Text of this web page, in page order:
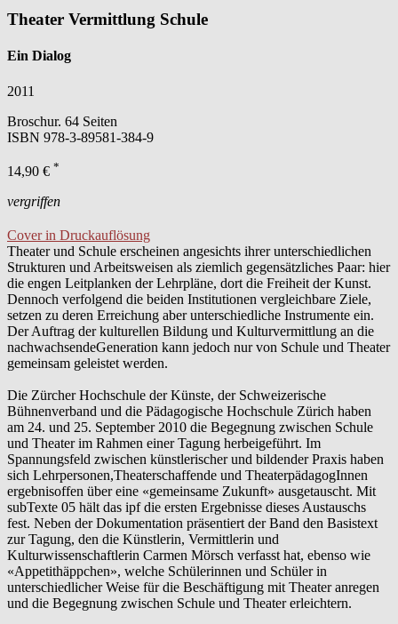
Theater Vermittlung Schule
Ein Dialog
2011
Broschur. 64 Seiten
ISBN 978-3-89581-384-9
14,90 € *
vergriffen
Cover in Druckauflösung
Theater und Schule erscheinen angesichts ihrer unterschiedlichen
Strukturen und Arbeitsweisen als ziemlich gegensätzliches Paar: hier
die engen Leitplanken der Lehrpläne, dort die Freiheit der Kunst.
Dennoch verfolgend die beiden Institutionen vergleichbare Ziele,
setzen zu deren Erreichung aber unterschiedliche Instrumente ein.
Der Auftrag der kulturellen Bildung und Kulturvermittlung an die
nachwachsendeGeneration kann jedoch nur von Schule und Theater
gemeinsam geleistet werden.
Die Zürcher Hochschule der Künste, der Schweizerische
Bühnenverband und die Pädagogische Hochschule Zürich haben
am 24. und 25. September 2010 die Begegnung zwischen Schule
und Theater im Rahmen einer Tagung herbeigeführt. Im
Spannungsfeld zwischen künstlerischer und bildender Praxis haben
sich Lehrpersonen,Theaterschaffende und TheaterpädagogInnen
ergebnisoffen über eine «gemeinsame Zukunft» ausgetauscht. Mit
subTexte 05 hält das ipf die ersten Ergebnisse dieses Austauschs
fest. Neben der Dokumentation präsentiert der Band den Basistext
zur Tagung, den die Künstlerin, Vermittlerin und
Kulturwissenschaftlerin Carmen Mörsch verfasst hat, ebenso wie
«Appetithäppchen», welche Schülerinnen und Schüler in
unterschiedlicher Weise für die Beschäftigung mit Theater anregen
und die Begegnung zwischen Schule und Theater erleichtern.